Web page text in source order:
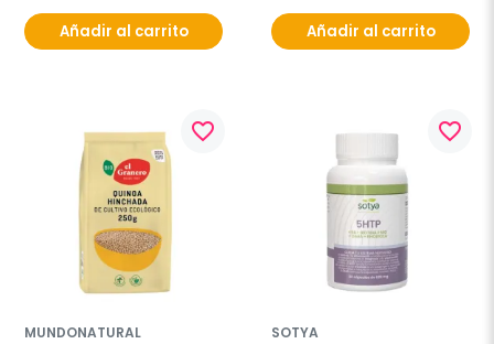
Añadir al carrito Añadir al carrito
favorite_border
MUNDONATURAL
favorite_border
SOTYA